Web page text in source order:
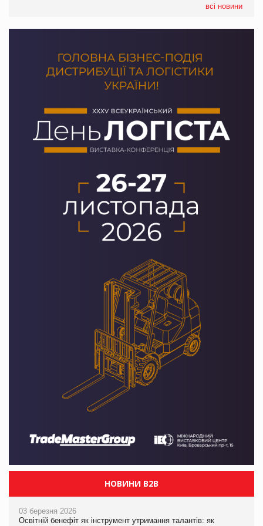
всі новини
НОВИНИ B2B
03 березня 2026
Освітній бенефіт як інструмент утримання талантів: як